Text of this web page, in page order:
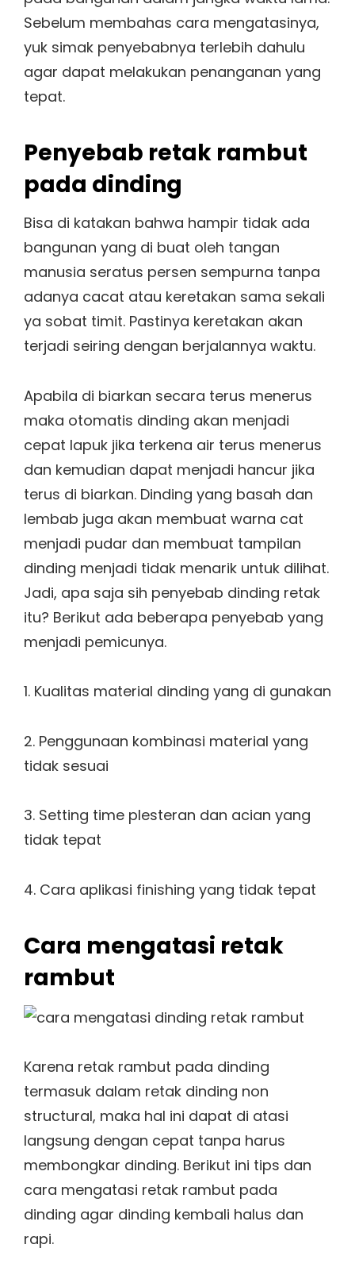
Sebelum membahas cara mengatasinya,
yuk simak penyebabnya terlebih dahulu
agar dapat melakukan penanganan yang
tepat.
Penyebab retak rambut
pada dinding
Bisa di katakan bahwa hampir tidak ada
bangunan yang di buat oleh tangan
manusia seratus persen sempurna tanpa
adanya cacat atau keretakan sama sekali
ya sobat timit. Pastinya keretakan akan
terjadi seiring dengan berjalannya waktu.
Apabila di biarkan secara terus menerus
maka otomatis dinding akan menjadi
cepat lapuk jika terkena air terus menerus
dan kemudian dapat menjadi hancur jika
terus di biarkan. Dinding yang basah dan
lembab juga akan membuat warna cat
menjadi pudar dan membuat tampilan
dinding menjadi tidak menarik untuk dilihat.
Jadi, apa saja sih penyebab dinding retak
itu? Berikut ada beberapa penyebab yang
menjadi pemicunya.
1. Kualitas material dinding yang di gunakan
2. Penggunaan kombinasi material yang
tidak sesuai
3. Setting time plesteran dan acian yang
tidak tepat
4. Cara aplikasi finishing yang tidak tepat
Cara mengatasi retak
rambut
Karena retak rambut pada dinding
termasuk dalam retak dinding non
structural, maka hal ini dapat di atasi
langsung dengan cepat tanpa harus
membongkar dinding. Berikut ini tips dan
cara mengatasi retak rambut pada
dinding agar dinding kembali halus dan
rapi.